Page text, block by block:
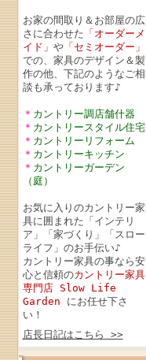
お家の間取り＆お部屋の広
さに合わせた 「オーダーメ
イド」 や「セミオーダー」
での、家具のデザイン＆製
作の他、下記のようなご相
談も承っております♪
＊ カントリー調店舗什器
＊ カントリースタイル住宅
＊ カントリーリフォーム
＊ カントリーキッチン
＊ カントリーガーデン
（庭）
お気に入りのカントリー家
具に囲まれた「インテリ
ア」「家づくり」「スロー
ライフ」のお手伝い♪
カントリー家具の事なら安
心と信頼のカントリー家具
専門店 Slow Life
Garden にお任せ下さ
い！
店長日記はこちら >>